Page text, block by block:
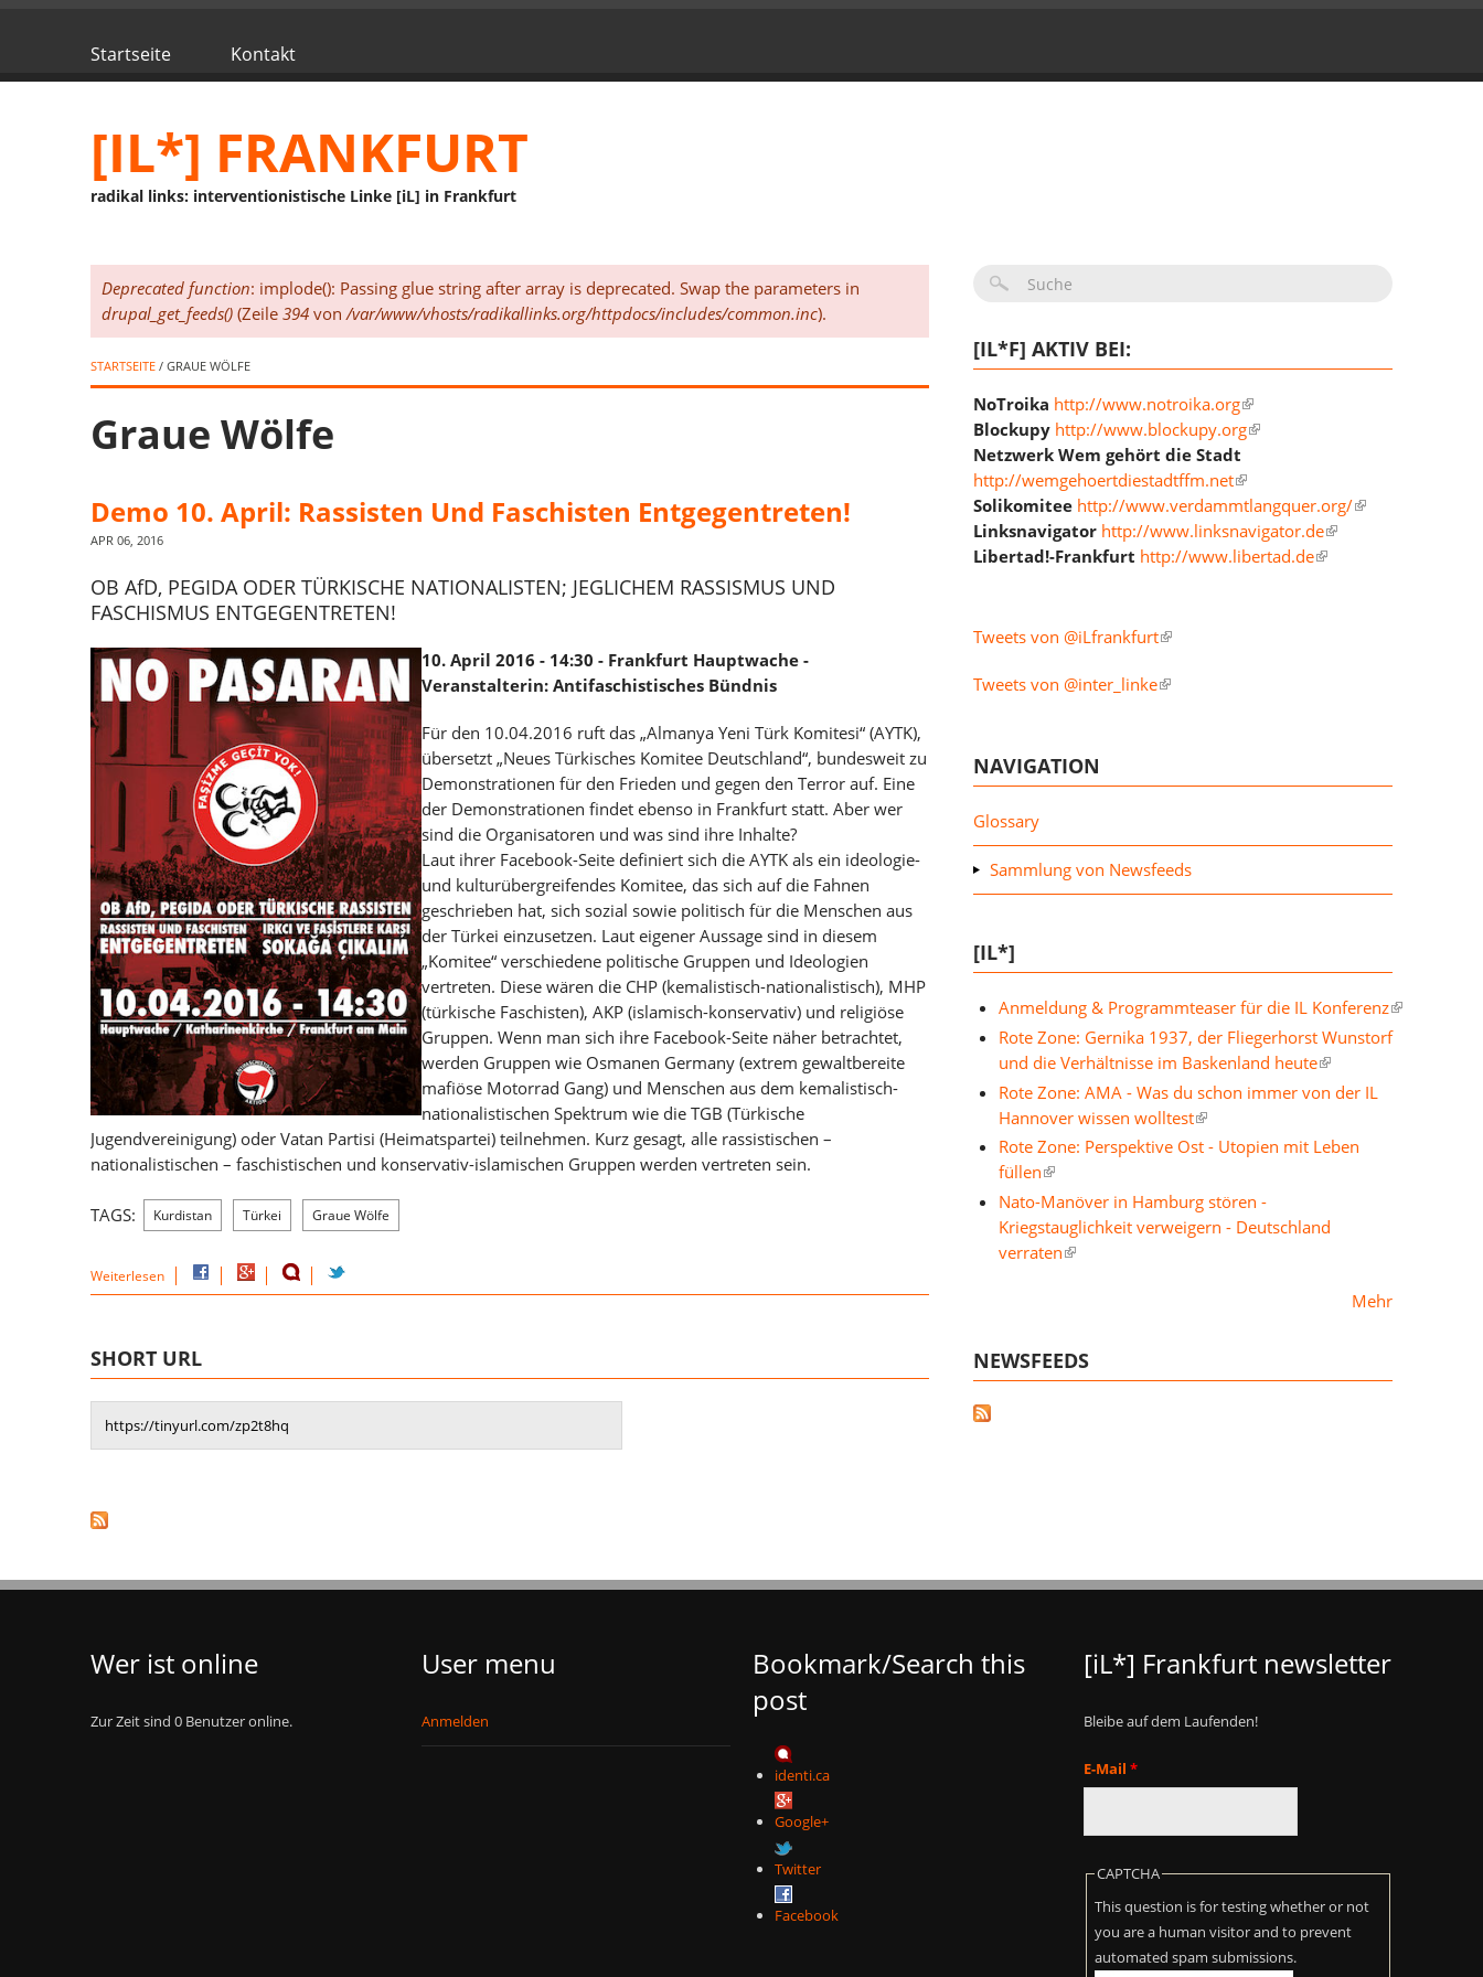
Hauptmenü
Startseite Kontakt
[IL*] FRANKFURT
radikal links: interventionistische Linke [iL] in Frankfurt
Fehlermeldung
Deprecated function: implode(): Passing glue string after array is deprecated. Swap the parameters in
drupal_get_feeds() (Zeile 394 von/var/www/vhosts/radikallinks.org/httpdocs/includes/common.inc).
STARTSEITE / GRAUE WÖLFE
Graue Wölfe
Demo 10. April: Rassisten Und Faschisten Entgegentreten!
APR 06, 2016
OB AfD, PEGIDA ODER TÜRKISCHE NATIONALISTEN; JEGLICHEM RASSISMUS UND
FASCHISMUS ENTGEGENTRETEN!
10. April 2016 - 14:30 - Frankfurt Hauptwache -
Veranstalterin: Antifaschistisches Bündnis
Für den 10.04.2016 ruft das „Almanya Yeni Türk Komitesi“ (AYTK),
übersetzt „Neues Türkisches Komitee Deutschland“, bundesweit zu
Demonstrationen für den Frieden und gegen den Terror auf. Eine
der Demonstrationen findet ebenso in Frankfurt statt. Aber wer
sind die Organisatoren und was sind ihre Inhalte?
Laut ihrer Facebook-Seite definiert sich die AYTK als ein ideologie-
und kulturübergreifendes Komitee, das sich auf die Fahnen
geschrieben hat, sich sozial sowie politisch für die Menschen aus
der Türkei einzusetzen. Laut eigener Aussage sind in diesem
„Komitee“ verschiedene politische Gruppen und Ideologien
vertreten. Diese wären die CHP (kemalistisch-nationalistisch), MHP
(türkische Faschisten), AKP (islamisch-konservativ) und religiöse
Gruppen. Wenn man sich ihre Facebook-Seite näher betrachtet,
werden Gruppen wie Osmanen Germany (extrem gewaltbereite
mafiöse Motorrad Gang) und Menschen aus dem kemalistisch-
nationalistischen Spektrum wie die TGB (Türkische
Jugendvereinigung) oder Vatan Partisi (Heimatspartei) teilnehmen. Kurz gesagt, alle rassistischen –
nationalistischen – faschistischen und konservativ-islamischen Gruppen werden vertreten sein.
TAGS: Kurdistan Türkei Graue Wölfe
Weiterlesen
SHORT URL
SUCHFORMULAR
[IL*F] AKTIV BEI:
NoTroika http://www.notroika.org
Blockupy http://www.blockupy.org
Netzwerk Wem gehört die Stadt
http://wemgehoertdiestadtffm.net
Solikomitee http://www.verdammtlangquer.org/
Linksnavigator http://www.linksnavigator.de
Libertad!-Frankfurt http://www.libertad.de
Tweets von @iLfrankfurt
Tweets von @inter_linke
NAVIGATION
Glossary
Sammlung von Newsfeeds
[IL*]
Anmeldung & Programmteaser für die IL Konferenz
Rote Zone: Gernika 1937, der Fliegerhorst Wunstorf
und die Verhältnisse im Baskenland heute
Rote Zone: AMA - Was du schon immer von der IL
Hannover wissen wolltest
Rote Zone: Perspektive Ost - Utopien mit Leben
füllen
Nato-Manöver in Hamburg stören -
Kriegstauglichkeit verweigern - Deutschland
verraten
Mehr
NEWSFEEDS
Wer ist online
Zur Zeit sind 0 Benutzer online.
User menu
Anmelden
Bookmark/Search this
post
identi.ca
Google+
Twitter
Facebook
[iL*] Frankfurt newsletter
Bleibe auf dem Laufenden!
E-Mail *
CAPTCHA
This question is for testing whether or not
you are a human visitor and to prevent
automated spam submissions.